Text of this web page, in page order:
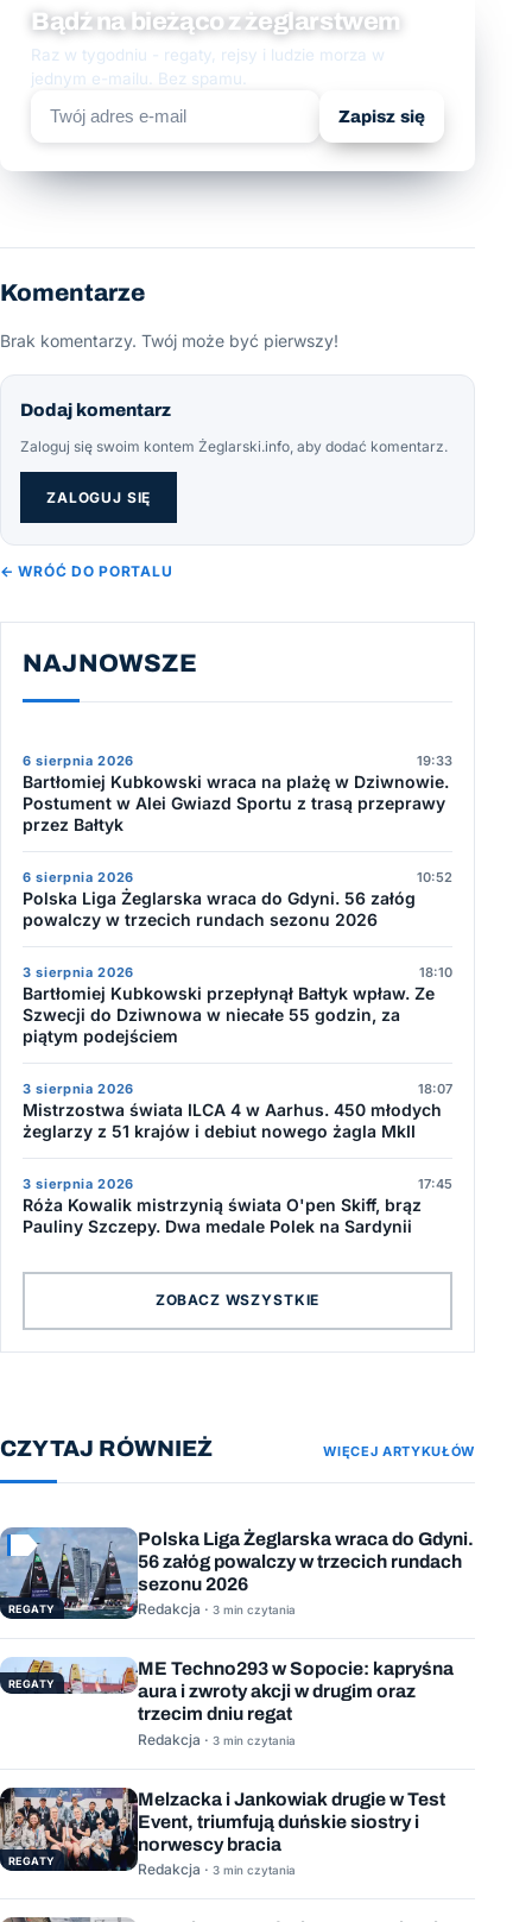
Bądź na bieżąco z żeglarstwem
Raz w tygodniu - regaty, rejsy i ludzie morza w
jednym e-mailu. Bez spamu.
Zapisz się
Komentarze
Brak komentarzy. Twój może być pierwszy!
Dodaj komentarz
Zaloguj się swoim kontem Żeglarski.info, aby dodać komentarz.
ZALOGUJ SIĘ
← WRÓĆ DO PORTALU
NAJNOWSZE
6 sierpnia 2026 19:33
Bartłomiej Kubkowski wraca na plażę w Dziwnowie.
Postument w Alei Gwiazd Sportu z trasą przeprawy
przez Bałtyk
6 sierpnia 2026 10:52
Polska Liga Żeglarska wraca do Gdyni. 56 załóg
powalczy w trzecich rundach sezonu 2026
3 sierpnia 2026 18:10
Bartłomiej Kubkowski przepłynął Bałtyk wpław. Ze
Szwecji do Dziwnowa w niecałe 55 godzin, za
piątym podejściem
3 sierpnia 2026 18:07
Mistrzostwa świata ILCA 4 w Aarhus. 450 młodych
żeglarzy z 51 krajów i debiut nowego żagla MkII
3 sierpnia 2026 17:45
Róża Kowalik mistrzynią świata O'pen Skiff, brąz
Pauliny Szczepy. Dwa medale Polek na Sardynii
ZOBACZ WSZYSTKIE
CZYTAJ RÓWNIEŻ WIĘCEJ ARTYKUŁÓW
REGATY
Polska Liga Żeglarska wraca do Gdyni.
56 załóg powalczy w trzecich rundach
sezonu 2026
Redakcja · 3 min czytania
REGATY
ME Techno293 w Sopocie: kapryśna
aura i zwroty akcji w drugim oraz
trzecim dniu regat
Redakcja · 3 min czytania
REGATY
Melzacka i Jankowiak drugie w Test
Event, triumfują duńskie siostry i
norwescy bracia
Redakcja · 3 min czytania